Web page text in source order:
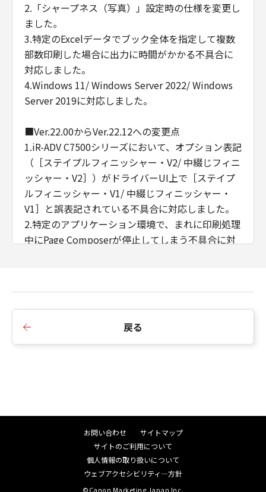
2.「シャープネス（写真）」設定時の仕様を変更し
ました。
3.特定のExcelデータでブック全体を指定して複数
部数印刷した場合に出力に時間がかかる不具合に
対応しました。
4.Windows 11/ Windows Server 2022/ Windows
Server 2019に対応しました。
■Ver.22.00からVer.22.12への変更点
1.iR-ADV C7500シリーズにおいて、オプション表記
（［ステイプルフィニッシャー・V2/ 中綴じフィニ
ッシャー・V2］）がドライバーUI上で［ステイプ
ルフィニッシャー・V1/ 中綴じフィニッシャー・
V1］と誤表記されている不具合に対応しました。
2.特定のアプリケーション環境で、まれに印刷処理
中にPage Composerが停止してしまう不具合に対
プリンター削除ツールuninstall.exeで削除しても、
「デバイスとプリンター」の画面から消えない不
Driver Add-inを使用している場合、2in1で印刷す
ると4in1で出力されてしまう不具合に対応しまし
戻る
お問い合わせ
サイトマップ
サイトのご利用について
個人情報の取り扱いについて
ウェブアクセシビリティ―方針
©Canon Marketing Japan Inc.